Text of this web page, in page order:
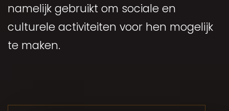
namelijk gebruikt om sociale en
culturele activiteiten voor hen mogelijk
te maken.